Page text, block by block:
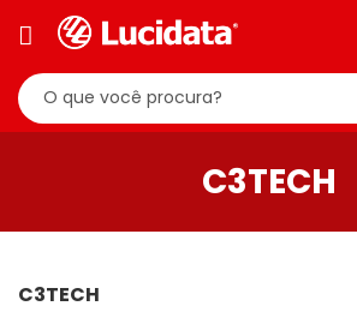
C3TECH
C3TECH